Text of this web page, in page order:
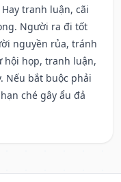
Hay tranh luận, cãi
Người ra đi tốt
nguyền rủa, tránh
hội họp, tranh luận,
Nếu bắt buộc phải
ché gây ẩu đả